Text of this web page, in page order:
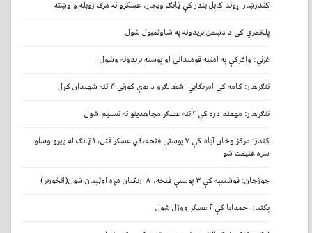
کندزښار اړوند کابل بندر کې ټانګ ویجاړ، عسکرو ته مرګ ژوبله واوښته
پلخمري کې د دښمن بریدونه په شاوتمبول شول
غزني: واغزکې په امنیه قومندانۍ او پوسته بریدونه وشول
ننګرهار: کامه کې امریکایي اشغالګرو د یوې کورنۍ ۴ تنه شهیدان کړل
ننګرهار: مهمند دره کې ۲ تنه عسکر مجاهدینو ته تسلیم شول
کندز: مرکزاوخان آباد کې ۷ پوستې فتحه،ګڼ عسکر قتل، ۱ ټانګ له ډیرو وسلو
سره غنیمت شو
جوزجان: قوشتیپه کې ۳ پوستې فتحه، ۸ اربکیان مړه اوټپیان شول(انځوریز)
پکتیا: احمدابا کې ۲ عسکر ووژل شول